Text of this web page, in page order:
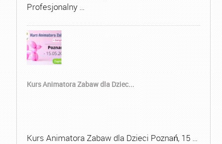
Profesjonalny …
Kurs Animatora Zabaw dla Dziec...
Kurs Animatora Zabaw dla Dzieci Poznań, 15 …